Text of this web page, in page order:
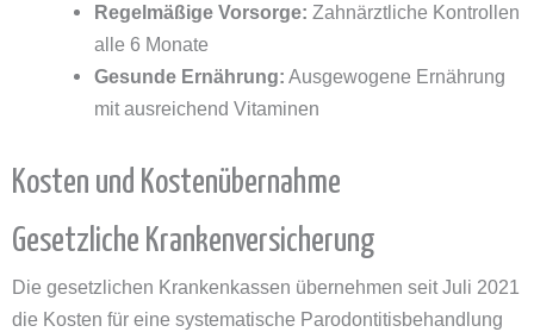
Regelmäßige Vorsorge: Zahnärztliche Kontrollen
alle 6 Monate
Gesunde Ernährung: Ausgewogene Ernährung
mit ausreichend Vitaminen
Kosten und Kostenübernahme
Gesetzliche Krankenversicherung
Die gesetzlichen Krankenkassen übernehmen seit Juli 2021
die Kosten für eine systematische Parodontitisbehandlung